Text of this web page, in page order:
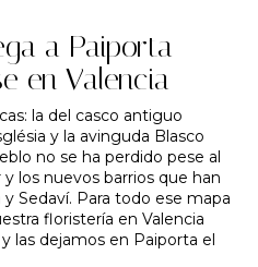
a Paiporta
en Valencia
la del casco antiguo
y la avinguda Blasco
no se ha perdido pese al
los nuevos barrios que han
Sedaví. Para todo ese mapa
floristería en Valencia
las dejamos en Paiporta el